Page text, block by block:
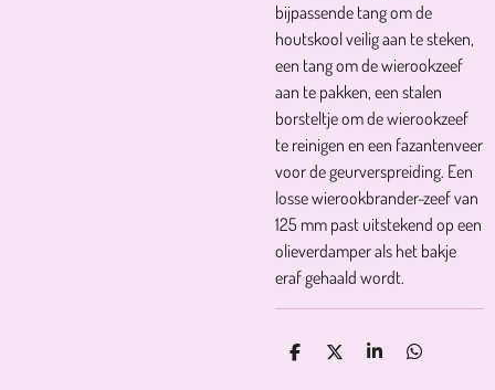
bijpassende tang om de
houtskool veilig aan te steken,
een tang om de wierookzeef
aan te pakken, een stalen
borsteltje om de wierookzeef
te reinigen en een fazantenveer
voor de geurverspreiding. Een
losse wierookbrander-zeef van
125 mm past uitstekend op een
olieverdamper als het bakje
eraf gehaald wordt.
D
D
S
D